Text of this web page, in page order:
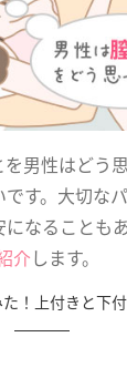
を男性はどう
す。大切な
なることも
介します。
！上付きと下